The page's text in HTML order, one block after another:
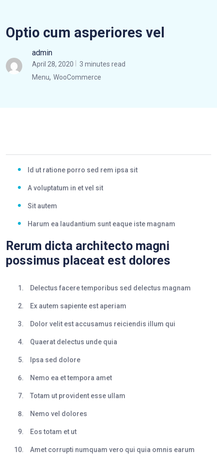
Optio cum asperiores vel
admin
April 28, 2020
3 minutes read
Menu, WooCommerce
Id ut ratione porro sed rem ipsa sit
A voluptatum in et vel sit
Sit autem
Harum ea laudantium sunt eaque iste magnam
Rerum dicta architecto magni
possimus placeat est dolores
Delectus facere temporibus sed delectus magnam
Ex autem sapiente est aperiam
Dolor velit est accusamus reiciendis illum qui
Quaerat delectus unde quia
Ipsa sed dolore
Nemo ea et tempora amet
Totam ut provident esse ullam
Nemo vel dolores
Eos totam et ut
Amet corrupti numquam vero qui quia omnis earum